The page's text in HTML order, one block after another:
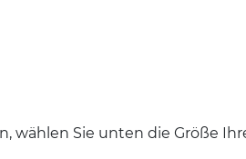
wählen Sie unten die Größe